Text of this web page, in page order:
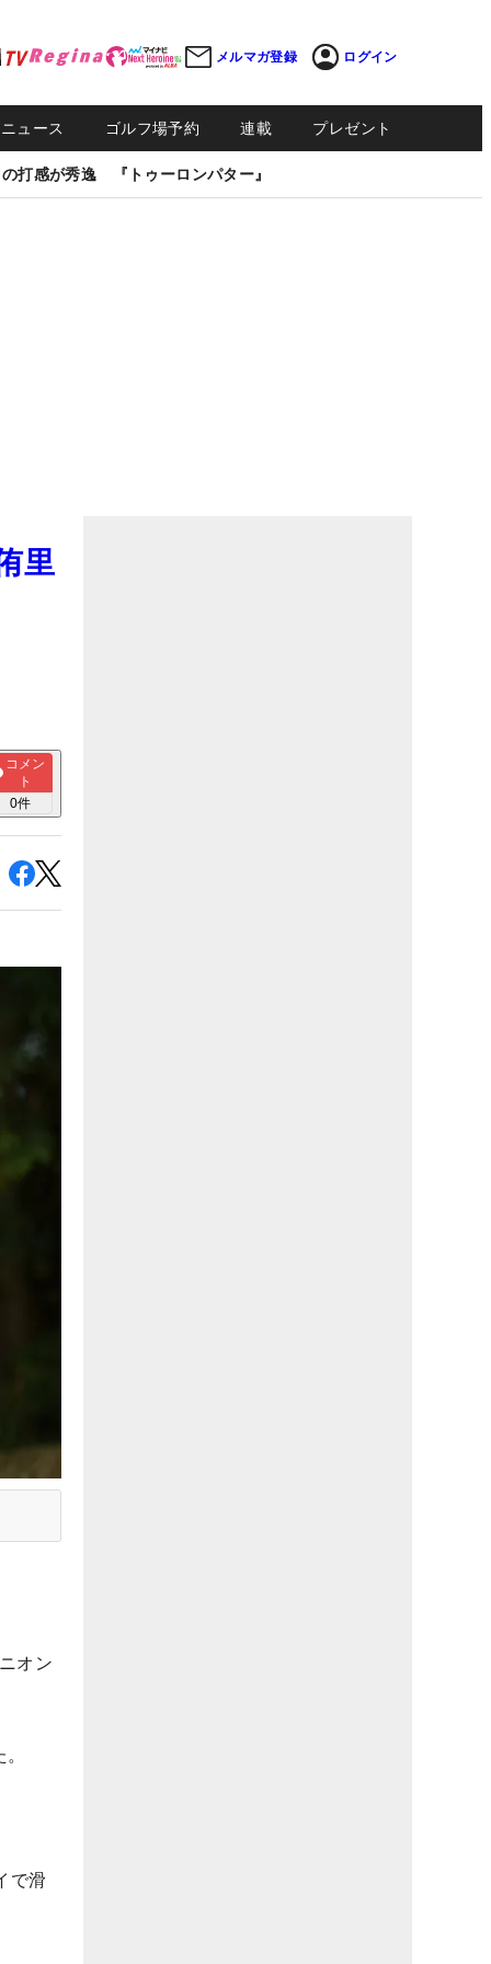
メルマガ登録 ログイン
ュース ゴルフ場予約 連載 プレゼント
打感が秀逸 『トゥーロンパター』
里
コメン
ト
0件
オン
で滑